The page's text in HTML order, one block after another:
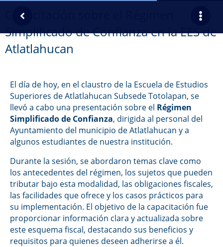
Capacitación sobre el Régimen
Simplificado de Confianza en la EES de
Atlatlahucan
El día de hoy, en el claustro de la Escuela de Estudios
Superiores de Atlatlahucan Subsede Totolapan, se
llevó a cabo una presentación sobre el Régimen
Simplificado de Confianza, dirigida al personal del
Ayuntamiento del municipio de Atlatlahucan y a
algunos estudiantes de nuestra institución.
Durante la sesión, se abordaron temas clave como
los antecedentes del régimen, los sujetos que pueden
tributar bajo esta modalidad, las obligaciones fiscales,
las facilidades que ofrece y los casos prácticos para
su implementación. El objetivo de la capacitación fue
proporcionar información clara y actualizada sobre
este esquema fiscal, destacando sus beneficios y
requisitos para quienes deseen adherirse a él.